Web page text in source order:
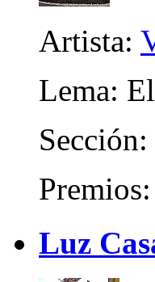
Artista:
Lema:
Sección:
Luz